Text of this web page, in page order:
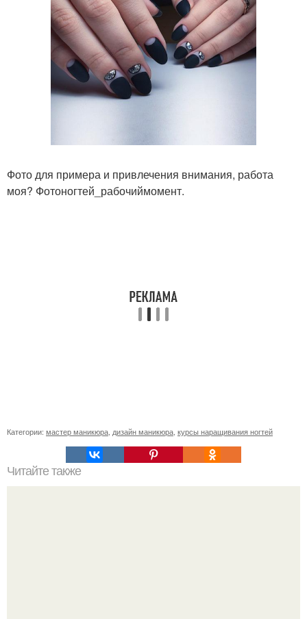
Фото для примера и привлечения внимания, работа
моя? Фотоногтей_рабочиймомент.
Категории: мастер маникюра дизайн маникюра курсы наращивания ногтей
Читайте также